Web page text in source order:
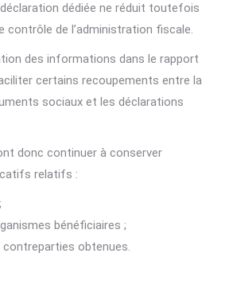
dédiée ne réduit toutefois
contrôle de l’administration fiscale.
des informations dans le rapport
certains recoupements entre la
sociaux et les déclarations
donc continuer à conserver
relatifs :
bénéficiaires ;
obtenues.